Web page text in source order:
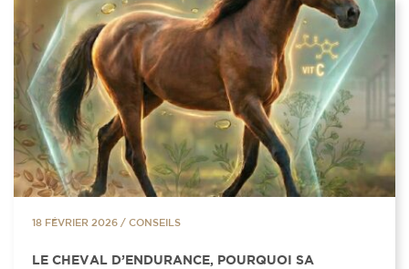
18 FÉVRIER 2026 / CONSEILS
LE CHEVAL D’ENDURANCE, POURQUOI SA